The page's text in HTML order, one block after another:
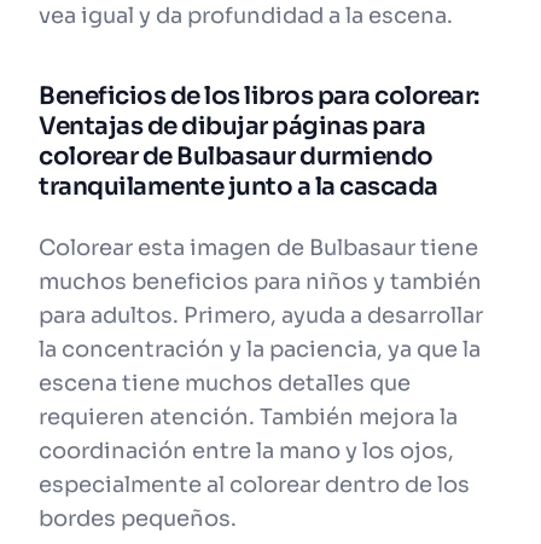
vea igual y da profundidad a la escena.
Beneficios de los libros para colorear:
Ventajas de dibujar páginas para
colorear de Bulbasaur durmiendo
tranquilamente junto a la cascada
Colorear esta imagen de Bulbasaur tiene
muchos beneficios para niños y también
para adultos. Primero, ayuda a desarrollar
la concentración y la paciencia, ya que la
escena tiene muchos detalles que
requieren atención. También mejora la
coordinación entre la mano y los ojos,
especialmente al colorear dentro de los
bordes pequeños.